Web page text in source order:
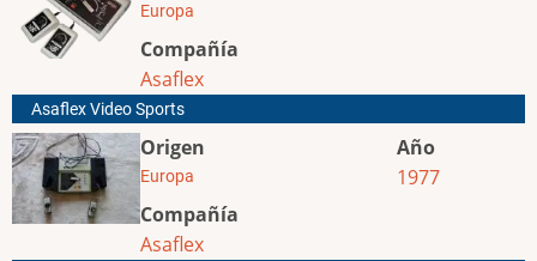
Europa
Compañía
Asaflex
Asaflex Video Sports
Origen
Europa
Compañía
Asaflex
Año
1977